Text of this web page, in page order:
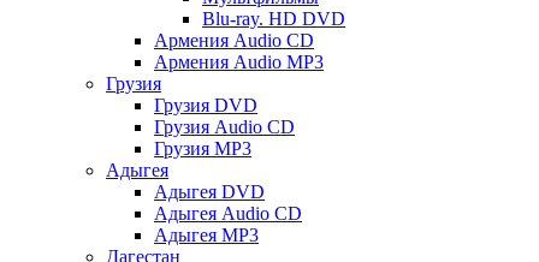
Blu-ray. HD DVD
Армения Audio CD
Армения Audio MP3
Грузия
Грузия DVD
Грузия Audio CD
Грузия MP3
Адыгея
Адыгея DVD
Адыгея Audio CD
Адыгея MP3
Дагестан